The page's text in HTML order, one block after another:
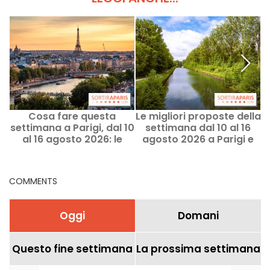
Cosa fare questa
settimana a Parigi, dal 10
al 16 agosto 2026: le
Le migliori proposte della
settimana dal 10 al 16
agosto 2026 a Parigi e
COMMENTS
Oggi Domani
Questo fine settimana La prossima settimana